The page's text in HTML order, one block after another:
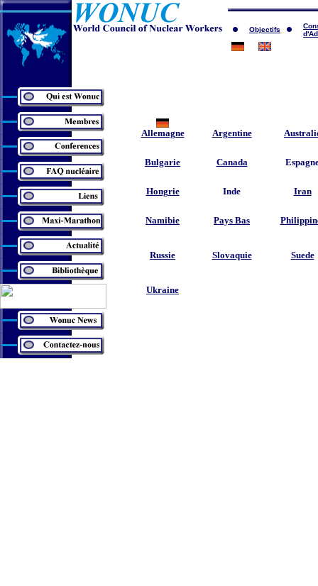
Objectifs
Allemagne Argentine
Bulgarie Canada
Hongrie Inde Iran
Namibie Pays Bas
Russie Slovaquie Suede
Ukraine